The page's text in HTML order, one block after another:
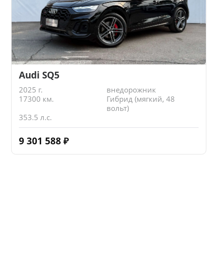
Audi SQ5
2025 г.
внедорожник
17300 км.
Гибрид (мягкий, 48
вольт)
353.5 л.с.
9 301 588 ₽